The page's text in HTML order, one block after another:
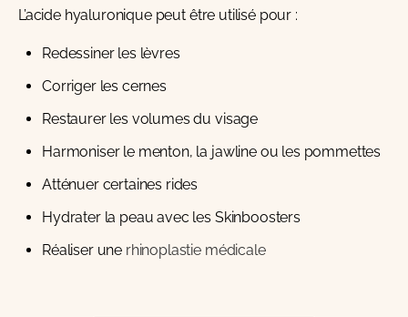
L’acide hyaluronique peut être utilisé pour :
Redessiner les lèvres
Corriger les cernes
Restaurer les volumes du visage
Harmoniser le menton, la jawline ou les pommettes
Atténuer certaines rides
Hydrater la peau avec les Skinboosters
Réaliser une rhinoplastie médicale